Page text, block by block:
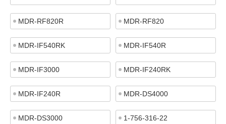
MDR-RF820R MDR-RF820
MDR-IF540RK MDR-IF540R
MDR-IF3000 MDR-IF240RK
MDR-IF240R MDR-DS4000
MDR-DS3000 1-756-316-22